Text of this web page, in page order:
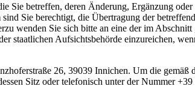
Sie betreffen, deren Änderung, Ergänzung
Sie berechtigt, die Übertragung der
wenden Sie sich bitte an eine der im
staatlichen Aufsichtsbehörde einzureichen,
26, 39039 Innichen. Um die
Sitz oder telefonisch unter der Nummer